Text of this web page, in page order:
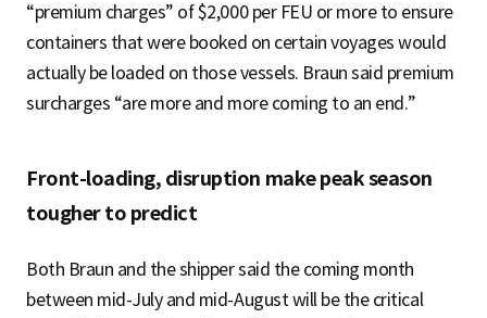
“premium charges” of $2,000 per FEU or more to ensure
containers that were booked on certain voyages would
actually be loaded on those vessels. Braun said premium
surcharges “are more and more coming to an end.”
Front-loading, disruption make peak season
tougher to predict
Both Braun and the shipper said the coming month
between mid-July and mid-August will be the critical